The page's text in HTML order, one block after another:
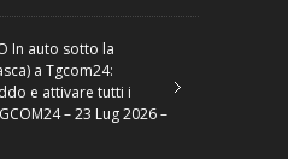
In auto sotto la
a Tgcom24:
e attivare tutti i
– 23 Lug 2026 –